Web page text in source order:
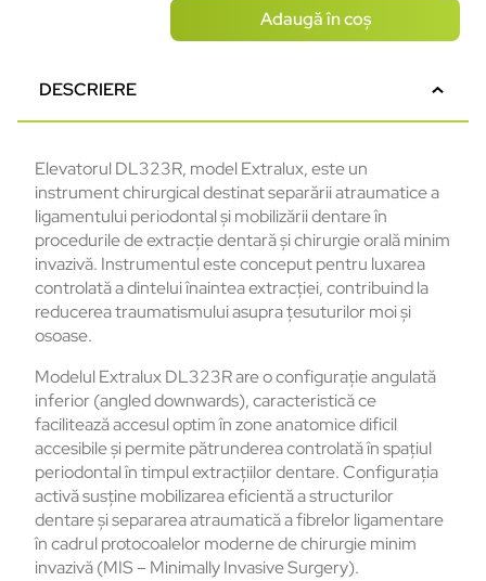
Adaugă în coș
DESCRIERE
Elevatorul DL323R, model Extralux, este un
instrument chirurgical destinat separării atraumatice a
ligamentului periodontal și mobilizării dentare în
procedurile de extracție dentară și chirurgie orală minim
invazivă. Instrumentul este conceput pentru luxarea
controlată a dintelui înaintea extracției, contribuind la
reducerea traumatismului asupra țesuturilor moi și
osoase.
Modelul Extralux DL323R are o configurație angulată
inferior (angled downwards), caracteristică ce
facilitează accesul optim în zone anatomice dificil
accesibile și permite pătrunderea controlată în spațiul
periodontal în timpul extracțiilor dentare. Configurația
activă susține mobilizarea eficientă a structurilor
dentare și separarea atraumatică a fibrelor ligamentare
în cadrul protocoalelor moderne de chirurgie minim
invazivă (MIS – Minimally Invasive Surgery).